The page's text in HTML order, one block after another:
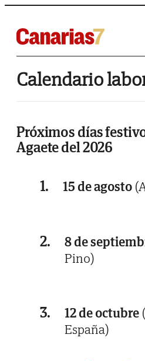
Próximos días
Agaete del 2026
1. 15 de agosto
2. 8 de
Pino)
3. 12 de octubre
España)